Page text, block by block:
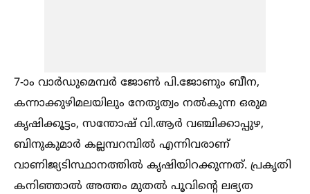
7-ാം വാർഡുമെമ്പർ ജോണ്‍ പി.ജോണും ബീന,
കന്നാക്കുഴിമലയിലും നേതൃത്വം നല്‍കുന്ന ഒരുമ
കൃഷിക്കൂട്ടം, സന്തോഷ്‌ വി.ആർ വഞ്ചിക്കാപ്പുഴ,
ബിനുകുമാർ കല്ലമ്പറമ്പില്‍ എന്നിവരാണ്
വാണിജ്യടിസ്ഥാനത്തില്‍ കൃഷിയിറക്കുന്നത്. പ്രകൃതി
കനിഞ്ഞാല്‍ അത്തം മുതല്‍ പൂവിന്റെ ലഭ്യത